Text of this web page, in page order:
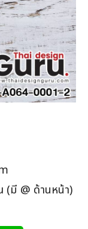
มี @ ด้านหน้า)